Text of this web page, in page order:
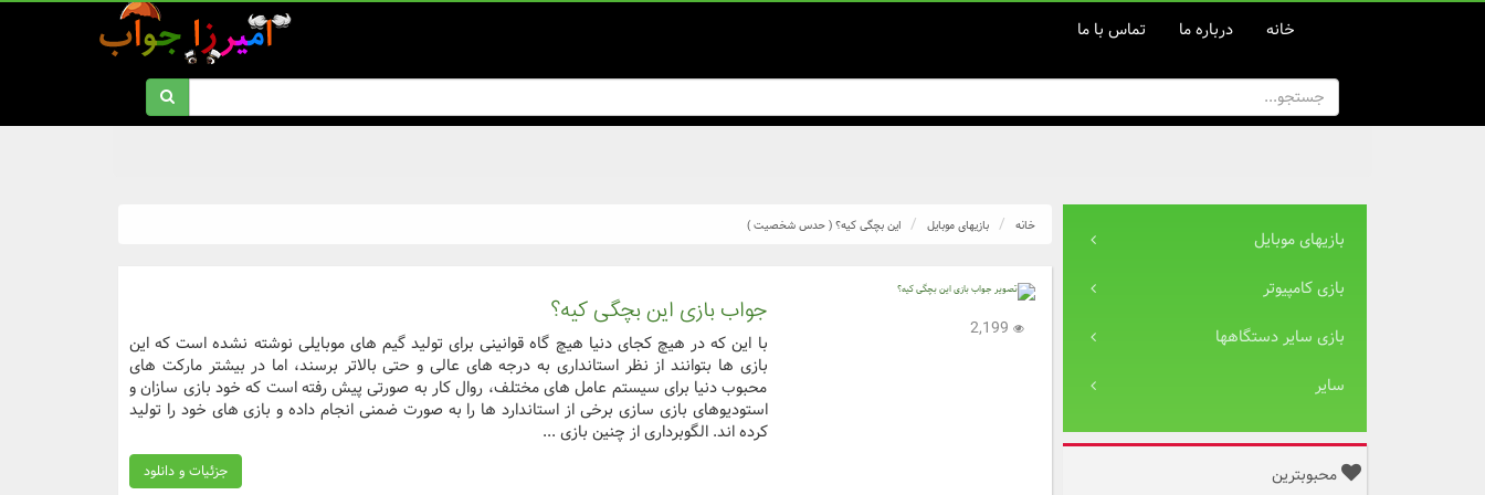
خانه درباره ما تماس با ما
بازیهای موبایل
بازی کامپیوتر
بازی سایر دستگاهها
سایر
محبوبترین
خانه بازیهای موبایل این بچگی کیه؟ ( حدس شخصیت )
جواب بازی این بچگی کیه؟
با این که در هیچ کجای دنیا هیچ گاه قوانینی برای تولید گیم های موبایلی نوشته نشده است که این
بازی ها بتوانند از نظر استانداری به درجه های عالی و حتی بالاتر برسند، اما در بیشتر مارکت های
محبوب دنیا برای سیستم عامل های مختلف، روال کار به صورتی پیش رفته است که خود بازی سازان و
استودیوهای بازی سازی برخی از استاندارد ها را به صورت ضمنی انجام داده و بازی های خود را تولید
کرده اند. الگوبرداری از چنین بازی ...
جزئیات و دانلود